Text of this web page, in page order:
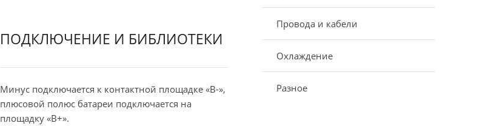
ПОДКЛЮЧЕНИЕ И БИБЛИОТЕКИ
Минус подключается к контактной площадке «B-»,
плюсовой полюс батареи подключается на
площадку «B+».
Провода и кабели
Охлаждение
Разное